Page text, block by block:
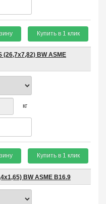
Купить в 1 клик
BW ASME
кг
Купить в 1 клик
BW ASME B16.9